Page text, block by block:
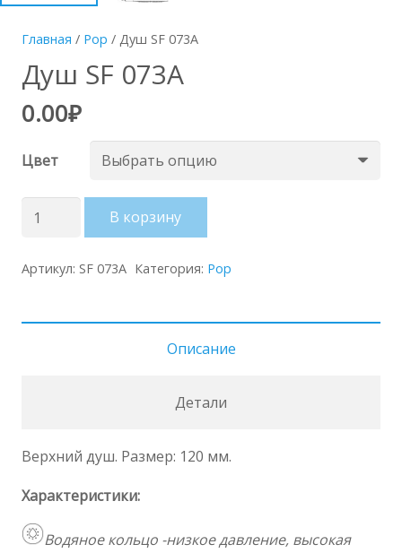
Главная / Pop / Душ SF 073A
Душ SF 073A
0.00₽
Цвет
Количество
В корзину
Артикул: SF 073A Категория: Pop
Описание
Детали
Верхний душ. Размер: 120 мм.
Характеристики:
Водяное кольцо -низкое давление, высокая